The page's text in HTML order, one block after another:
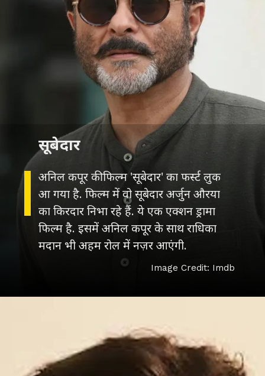
अनिल कपूर की फिल्म 'सूबेदार' का फर्स्ट लुक
आ गया है. फिल्म में वो सूबेदार अर्जुन औरया
का किरदार निभा रहे हैं. ये एक एक्शन ड्रामा
फिल्म है. इसमें अनिल कपूर के साथ राधिका
मदान भी अहम रोल में नज़र आएंगी.
सूबेदार
Image Credit: Imdb